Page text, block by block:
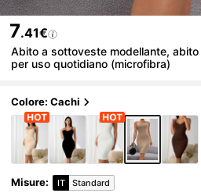
7.41€
Abito a sottoveste modellante,
per uso quotidiano (microfibra)
Colore: Cachi
Misure: IT Standard